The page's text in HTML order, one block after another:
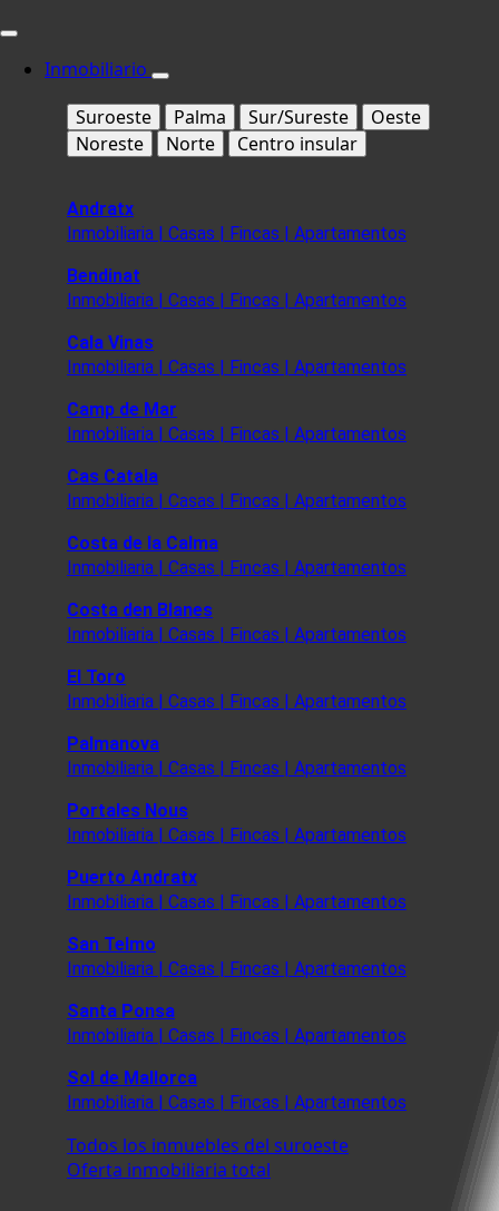
Inmobiliario
Suroeste
Palma Sur/Sureste
Oeste
Noreste
Norte Centro insular
Andratx
Inmobiliaria | Casas | Fincas | Apartamentos
Bendinat
Inmobiliaria | Casas | Fincas | Apartamentos
Cala Vinas
Inmobiliaria | Casas | Fincas | Apartamentos
Camp de Mar
Inmobiliaria | Casas | Fincas | Apartamentos
Cas Catala
Inmobiliaria | Casas | Fincas | Apartamentos
Costa de la Calma
Inmobiliaria | Casas | Fincas | Apartamentos
Costa den Blanes
Inmobiliaria | Casas | Fincas | Apartamentos
El Toro
Inmobiliaria | Casas | Fincas | Apartamentos
Palmanova
Inmobiliaria | Casas | Fincas | Apartamentos
Portales Nous
Inmobiliaria | Casas | Fincas | Apartamentos
Puerto Andratx
Inmobiliaria | Casas | Fincas | Apartamentos
San Telmo
Inmobiliaria | Casas | Fincas | Apartamentos
Santa Ponsa
Inmobiliaria | Casas | Fincas | Apartamentos
Sol de Mallorca
Inmobiliaria | Casas | Fincas | Apartamentos
Todos los inmuebles del suroeste
Oferta inmobiliaria total